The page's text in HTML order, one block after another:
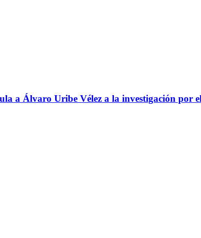
a Álvaro Uribe Vélez a la investigación por